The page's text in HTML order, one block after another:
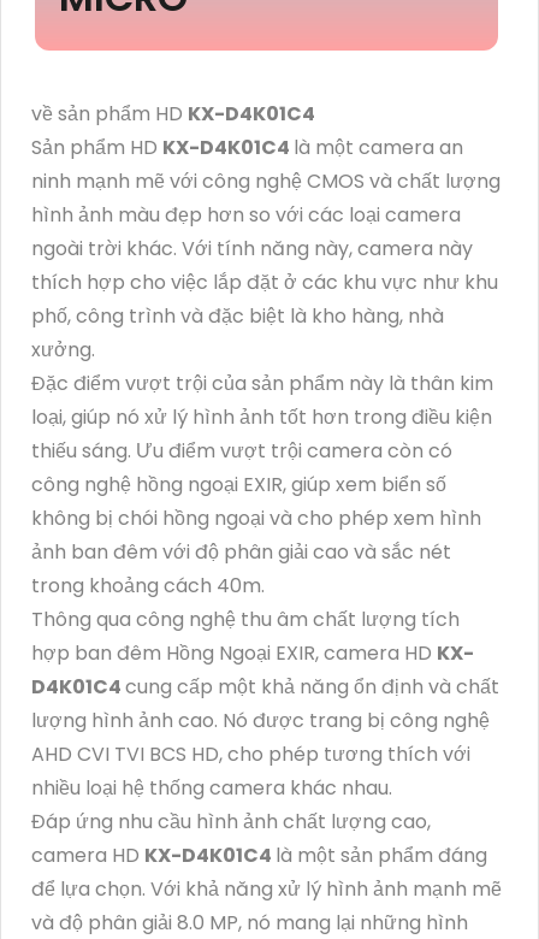
về sản phẩm HD KX-D4K01C4
Sản phẩm HD KX-D4K01C4 là một camera an
ninh mạnh mẽ với công nghệ CMOS và chất lượng
hình ảnh màu đẹp hơn so với các loại camera
ngoài trời khác. Với tính năng này, camera này
thích hợp cho việc lắp đặt ở các khu vực như khu
phố, công trình và đặc biệt là kho hàng, nhà
xưởng.
Đặc điểm vượt trội của sản phẩm này là thân kim
loại, giúp nó xử lý hình ảnh tốt hơn trong điều kiện
thiếu sáng. Ưu điểm vượt trội camera còn có
công nghệ hồng ngoại EXIR, giúp xem biển số
không bị chói hồng ngoại và cho phép xem hình
ảnh ban đêm với độ phân giải cao và sắc nét
trong khoảng cách 40m.
Thông qua công nghệ thu âm chất lượng tích
hợp ban đêm Hồng Ngoại EXIR, camera HD KX-
D4K01C4cung cấp một khả năng ổn định và chất
lượng hình ảnh cao. Nó được trang bị công nghệ
AHD CVI TVI BCS HD, cho phép tương thích với
nhiều loại hệ thống camera khác nhau.
Đáp ứng nhu cầu hình ảnh chất lượng cao,
camera HD KX-D4K01C4 là một sản phẩm đáng
để lựa chọn. Với khả năng xử lý hình ảnh mạnh mẽ
và độ phân giải 8.0 MP, nó mang lại những hình